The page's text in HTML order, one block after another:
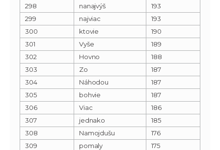
298 nanajvýš
193
299
najviac
193
300
ktovie
190
301
Vyše
189
302
Hovno
188
303
Zo
187
304
Náhodou
187
305
bohvie
187
306
Viac
186
307
jednako
185
308
Namojdušu
176
309
pomaly
175